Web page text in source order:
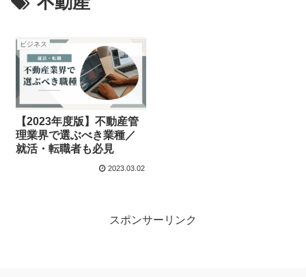
ビジネス
【2023年度版】不動産管
理業界で選ぶべき業種／
就活・転職者も必見
2023.03.02
スポンサーリンク